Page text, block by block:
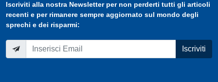
Iscriviti alla nostra Newsletterper non perderti tutti gli articoli
recenti e per rimanere sempre aggiornato sul mondo degli
sprechi e dei risparmi:
Iscriviti